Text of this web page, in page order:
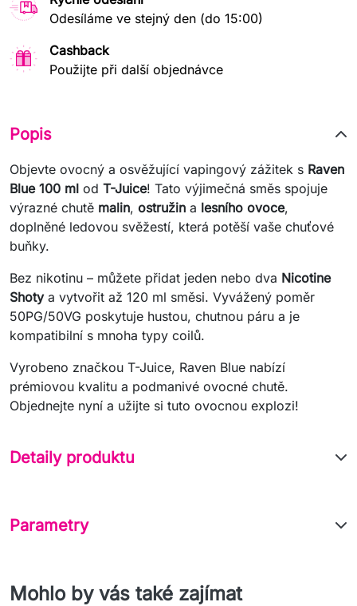
Odesíláme ve stejný den (do 15:00)
Cashback
Použijte při další objednávce
Popis
Objevte ovocný a osvěžující vapingový zážitek s Raven
Blue 100 ml od T-Juice! Tato výjimečná směs spojuje
výrazné chutě malin, ostružin a lesního ovoce,
doplněné ledovou svěžestí, která potěší vaše chuťové
buňky.
Bez nikotinu – můžete přidat jeden nebo dva Nicotine
Shotya vytvořit až 120 ml směsi. Vyvážený poměr
50PG/50VG poskytuje hustou, chutnou páru a je
kompatibilní s mnoha typy coilů.
Vyrobeno značkou T-Juice, Raven Blue nabízí
prémiovou kvalitu a podmanivé ovocné chutě.
Objednejte nyní a užijte si tuto ovocnou explozi!
Detaily produktu
Parametry
Mohlo by vás také zajímat